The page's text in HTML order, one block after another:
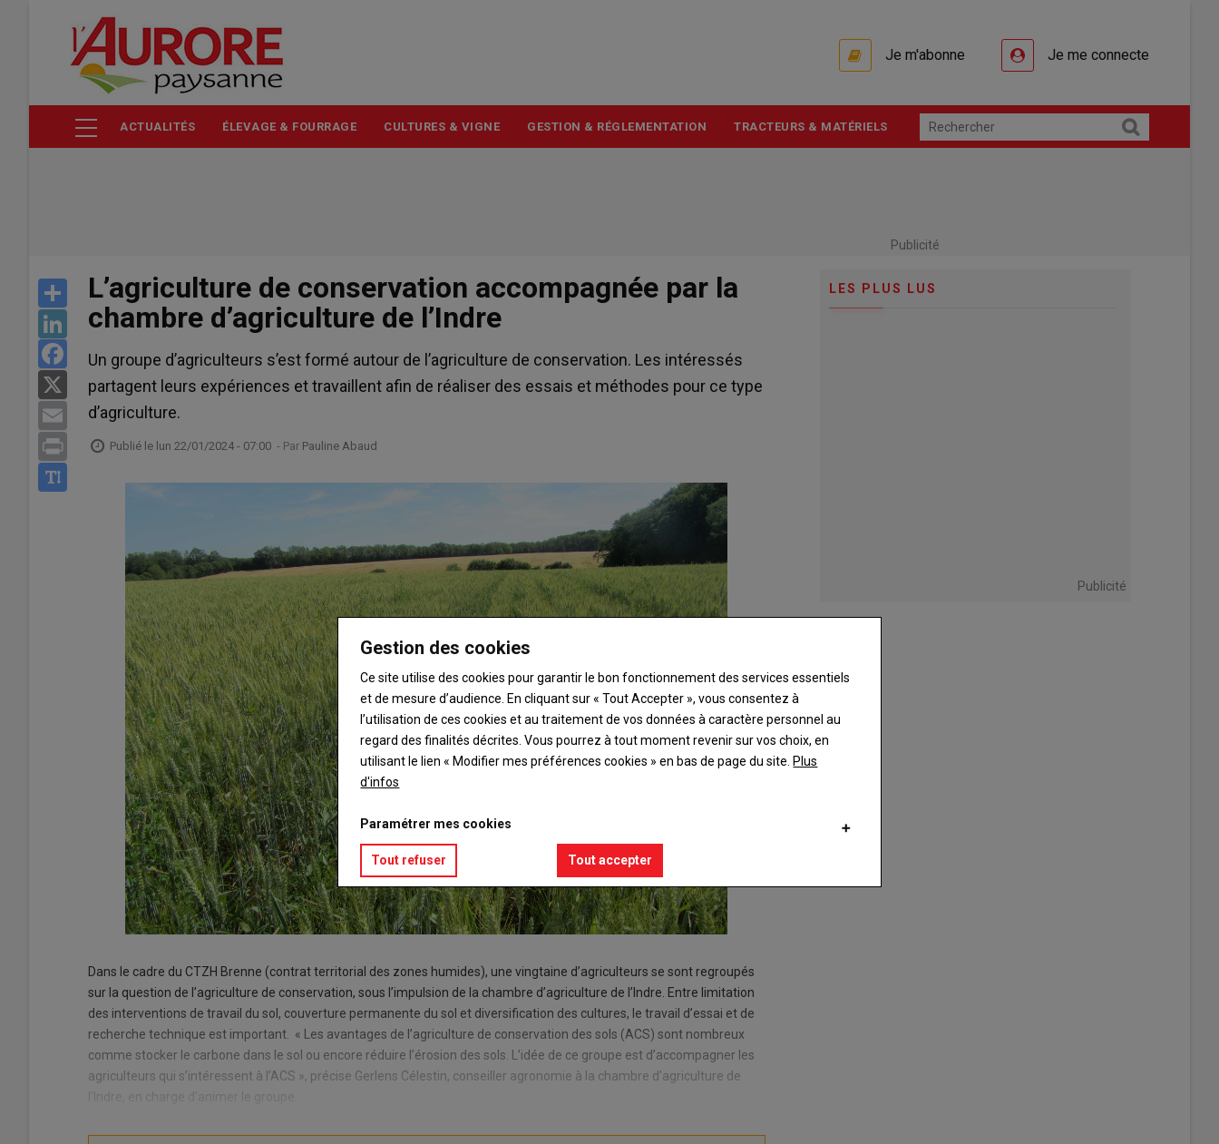
contenu
Je m'abonne Je me connecte
ACTUALITÉS ÉLEVAGE & FOURRAGE CULTURES & VIGNE GESTION & RÉGLEMENTATION TRACTEURS & MATÉRIELS
Publicité
Share
LinkedIn
Facebook
Email
Print
L’agriculture de conservation accompagnée par la
chambre d’agriculture de l’Indre
Un groupe d’agriculteurs s’est formé autour de l’agriculture de conservation. Les intéressés
partagent leurs expériences et travaillent afin de réaliser des essais et méthodes pour ce type
d’agriculture.
Publié le lun 22/01/2024 - 07:00 - Par Pauline Abaud
Dans le cadre du CTZH Brenne (contrat territorial des zones humides), une vingtaine d’agriculteurs se sont regroupés
sur la question de l’agriculture de conservation, sous l’impulsion de la chambre d’agriculture de l’Indre. Entre limitation
des interventions de travail du sol, couverture permanente du sol et diversification des cultures, le travail d’essai et de
recherche technique est important. « Les avantages de l’agriculture de conservation des sols (ACS) sont nombreux
comme stocker le carbone dans le sol ou encore réduire l’érosion des sols. L’idée de ce groupe est d’accompagner les
agriculteurs qui s’intéressent à l’ACS », précise Gerlens Célestin, conseiller agronomie à la chambre d’agriculture de
l’Indre, en charge d’animer le groupe.
LES PLUS LUS
Publicité
Gestion des cookies
Ce site utilise des cookies pour garantir le bon fonctionnement des services essentiels
et de mesure d’audience. En cliquant sur « Tout Accepter », vous consentez à
l’utilisation de ces cookies et au traitement de vos données à caractère personnel au
regard des finalités décrites. Vous pourrez à tout moment revenir sur vos choix, en
utilisant le lien « Modifier mes préférences cookies » en bas de page du site. Plus
d'infos
Paramétrer mes cookies
Tout refuser Tout accepter